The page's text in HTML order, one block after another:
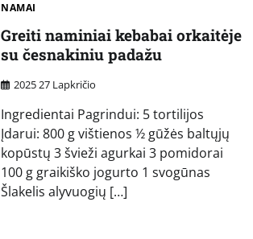
NAMAI
Greiti naminiai kebabai orkaitėje
su česnakiniu padažu
2025 27 Lapkričio
Ingredientai Pagrindui: 5 tortilijos
Įdarui: 800 g vištienos ½ gūžės baltųjų
kopūstų 3 švieži agurkai 3 pomidorai
100 g graikiško jogurto 1 svogūnas
Šlakelis alyvuogių […]